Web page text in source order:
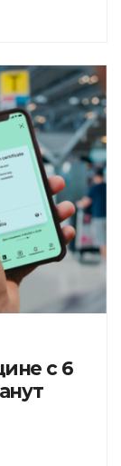
с 6